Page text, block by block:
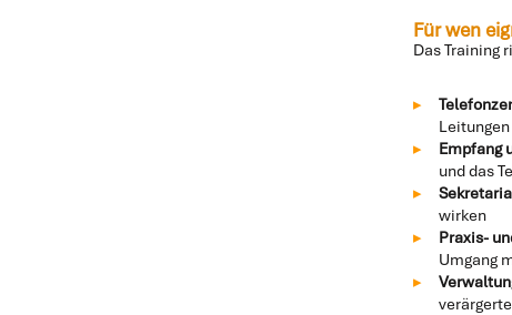
Für wen
Das Training
Empfang
und das
wirken
Praxis-
Umgang